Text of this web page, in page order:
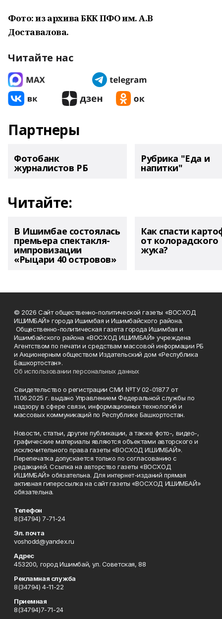
Фото: из архива БКК ПФО им. А.В
Доставалова.
Читайте нас
Партнеры
Фотобанк
журналистов РБ
Рубрика "Еда и
напитки"
Читайте:
В Ишимбае состоялась
премьера спектакля-
импровизации
«Рыцари 40 островов»
Как спасти
от колорадского
жука?
© 2026 Сайт общественно-политической газеты «ВОСХОД
ИШИМБАЙ» города Ишимбая и Ишимбайского района.
Общественно-политическая газета города Ишимбая и
Ишимбайского района «ВОСХОД ИШИМБАЙ» учреждена
Агентством по печати и средствам массовой информации РБ
и Акционерным обществом Издательский дом «Республика
Башкортостан».
Об использовании персональных данных
Свидетельство о регистрации СМИ №ТУ 02-01877 от
11.06.2025 г. выдано Управлением Федеральной службы по
надзору в сфере связи, информационных технологий и
массовых коммуникаций по Республике Башкортостан.
Новости, статьи, другие публикации, а также фото-, видео-,
графические материалы являются объектами авторского и
исключительного права газеты «ВОСХОД ИШИМБАЙ».
Перепечатка допускается только по согласованию с
редакцией. Ссылка на авторство газеты «ВОСХОД
ИШИМБАЙ» обязательна. Для интернет-изданий прямая
активная гиперссылка на сайт газеты «ВОСХОД ИШИМБАЙ»
обязательна.
Телефон
8(34794) 7-71-24
Эл. почта
voshodd@yandex.ru
Адрес
453200, город Ишимбай, ул. Советская, 88
Рекламная служба
8(34794) 4-11-22
Приемная
8(34794)7-71-24